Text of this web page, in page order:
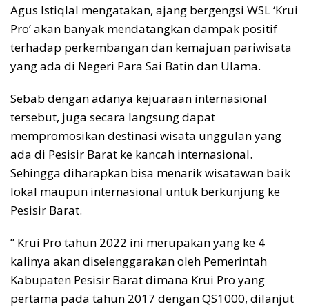
Agus Istiqlal mengatakan, ajang bergengsi WSL ‘Krui
Pro’ akan banyak mendatangkan dampak positif
terhadap perkembangan dan kemajuan pariwisata
yang ada di Negeri Para Sai Batin dan Ulama.
Sebab dengan adanya kejuaraan internasional
tersebut, juga secara langsung dapat
mempromosikan destinasi wisata unggulan yang
ada di Pesisir Barat ke kancah internasional.
Sehingga diharapkan bisa menarik wisatawan baik
lokal maupun internasional untuk berkunjung ke
Pesisir Barat.
” Krui Pro tahun 2022 ini merupakan yang ke 4
kalinya akan diselenggarakan oleh Pemerintah
Kabupaten Pesisir Barat dimana Krui Pro yang
pertama pada tahun 2017 dengan QS1000, dilanjut